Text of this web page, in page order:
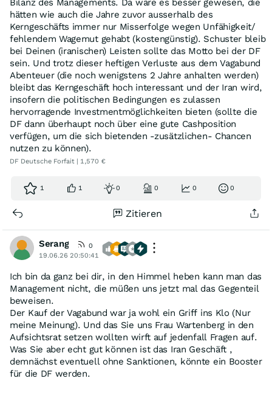
Bilanz des Managements. Da wäre es besser gewesen, die
hätten wie auch die Jahre zuvor ausserhalb des
Kerngeschäfts immer nur Misserfolge wegen Unfähigkeit/
fehlendem Wagemut gehabt (kostengünstig). Schuster bleib
bei Deinen (iranischen) Leisten sollte das Motto bei der DF
sein. Und trotz dieser heftigen Verluste aus dem Vagabund
Abenteuer (die noch wenigstens 2 Jahre anhalten werden)
bleibt das Kerngeschäft hoch interessant und der Iran wird,
insofern die politischen Bedingungen es zulassen
hervorragende Investmentmöglichkeiten bieten (sollte die
DF dann überhaupt noch über eine gute Cashposition
verfügen, um die sich bietenden -zusätzlichen- Chancen
nutzen zu können).
DF Deutsche Forfait | 1,570 €
1 1 0 0 0 0
Zitieren
Serang
0
19.06.26 20:50:41
Ich bin da ganz bei dir, in den Himmel heben kann man das
Management nicht, die müßen uns jetzt mal das Gegenteil
beweisen.
Der Kauf der Vagabund war ja wohl ein Griff ins Klo (Nur
meine Meinung). Und das Sie uns Frau Wartenberg in den
Aufsichtsrat setzen wollten wirft auf jedenfall Fragen auf.
Was Sie aber echt gut können ist das Iran Geschäft ,
demnächst eventuell ohne Sanktionen, könnte ein Booster
für die DF werden.